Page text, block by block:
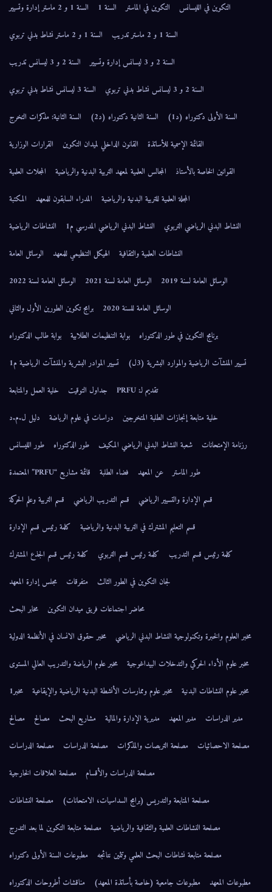
التكوين في الليسانس
التكوين في الماستر السنة 1
السنة 1 و 2 ماستر إدارة وتسيير
السنة 1 و 2 ماستر تدريب
السنة 1 و 2 ماستر نشاط بدني تربوي
السنة 2 و 3 ليسانس إدارة وتسيير
السنة 2 و 3 ليسانس تدريب
السنة 2 و 3 ليسانس نشاط بدني تربوي
السنة 3 ليسانس نشاط بدني تربوي
السنة الأولى دكتوراه (د1)
السنة الثانية دكتوراه (د2)
السنة الثانية: مذكرات التخرج
القائمة الإسمية للأساتذة
القانون الداخلي لميدان التكوين
القرارات الوزارية
القوانين الخاصة بالأستاذ
المجالس العلمية لمعهد التربية البدنية والرياضية
المجلات العلمية
المجلة العلمية للتربية البدنية والرياضية
المدراء السابقون للمعهد
المكتبة
النشاط البدني الرياضي التربوي
النشاط البدني الرياضي المدرسي م1
النشاطات الرياضية
النشاطات العلمية والثقافية
الهيكل التنظيمي للمعهد
الوسائل العامة
الوسائل العامة لسنة 2019
الوسائل العامة لسنة 2021
الوسائل العامة لسنة 2022
الوسائل العامة للسنة 2020
برامج تكوين الطورين الأول والثاني
برنامج التكوين في طور الدكتوراه
بوابة التنظيمات الطلابية
بوابة طالب الدكتوراه
تسيير المنشآت الرياضية والموارد البشرية (3ل)
تسيير الموادر البشرية والمنشآت الرياضية م1
تقديم لـ: PRFU
جداول التوقيت
خلية العمل والمتابعة
خلية متابعة إنجازات الطلبة المتخرجين
دراسات في علوم الرياضة
دليل ل.م.د
رزنامة الإمتحانات
شعبة النشاط البدني الرياضي المكيف طور الدكتوراه
طور الليسانس
طور الماستر
عن المعهد فضاء الطلبة
قائمة مشاريع “PRFU” المعتمدة
قسم الإدارة والتسيير الرياضي
قسم التدريب الرياضي
قسم التربية وعلم الحركة
قسم التعليم المشترك في التربية البدنية والرياضية
كلمة رئيس قسم الإدارة
كلمة رئيس قسم التدريب
كلمة رئيس قسم التربوي
كلمة رئيس قسم الجذع المشترك
لجان التكوين في الطور الثالث
متفرقات
مجلس إدارة المعهد
محاضر اجتماعات فريق ميدان التكوين
مخابر البحث
مخبر العلوم والخبرة وتكنولوجية النشاط البدني الرياضي
مخبر حقوق الانسان في الأنظمة الدولية
مخبر علوم الأداء الحركي والتدخلات البيداغوجية
مخبر علوم الرياضة والتدريب العالي المستوى
مخبر علوم النشاطات البدنية
مخبر علوم وممارسات الأنشطة البدنية الرياضية والإيقاعية
مخبر1
مدير الدراسات
مدير المعهد مديرية الإدارة والمالية مشاريع البحث مصالح
مصالح
مصلحة الاحصائيات
مصلحة التربصات والمذكرات مصلحة الدراسات
مصلحة الدراسات
مصلحة الدراسات والأقسام
مصلحة العلاقات الخارجية
مصلحة المتابعة والتدريس (برامج السداسيات، الامتحانات)
مصلحة النشاطات
مصلحة النشاطات العلمية والثقافية والرياضية
مصلحة متابعة التكوين لما بعد التدرج
مصلحة متابعة نشاطات البحث العلمي وتثمين نتائجه
مطبوعات السنة الأولى دكتوراه
مطبوعات المعهد
مطبوعات جامعية (خاصة بأساتذة المعهد) مناقشات أطروحات الدكتوراه